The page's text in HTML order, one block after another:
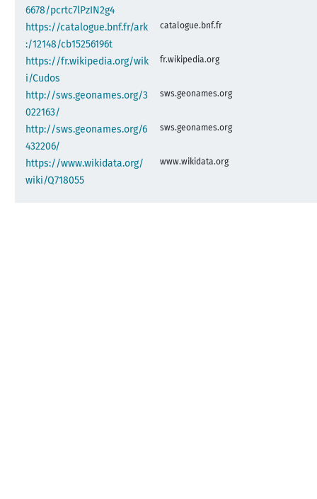
6678/pcrtc7lPzIN2g4
https://catalogue.bnf.fr/ark
:/12148/cb15256196t
catalogue.bnf.fr
https://fr.wikipedia.org/wik
i/Cudos
fr.wikipedia.org
http://sws.geonames.org/3
022163/
sws.geonames.org
http://sws.geonames.org/6
432206/
sws.geonames.org
https://www.wikidata.org/
wiki/Q718055
www.wikidata.org